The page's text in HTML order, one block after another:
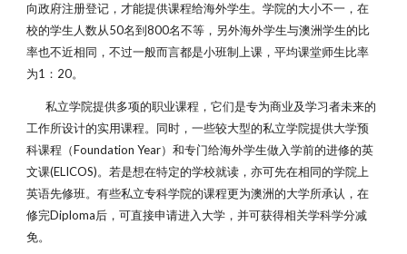
向政府注册登记，才能提供课程给海外学生。学院的大小不一，在
校的学生人数从50名到800名不等，另外海外学生与澳洲学生的比
率也不近相同，不过一般而言都是小班制上课，平均课堂师生比率
为1：20。
私立学院提供多项的职业课程，它们是专为商业及学习者未来的
工作所设计的实用课程。同时，一些较大型的私立学院提供大学预
科课程（Foundation Year）和专门给海外学生做入学前的进修的英
文课(ELICOS)。若是想在特定的学校就读，亦可先在相同的学院上
英语先修班。有些私立专科学院的课程更为澳洲的大学所承认，在
修完Diploma后，可直接申请进入大学，并可获得相关学科学分减
免。